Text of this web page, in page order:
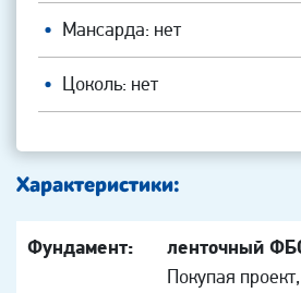
Мансарда: нет
Цоколь: нет
Характеристики:
Фундамент: ленточный
Покупая